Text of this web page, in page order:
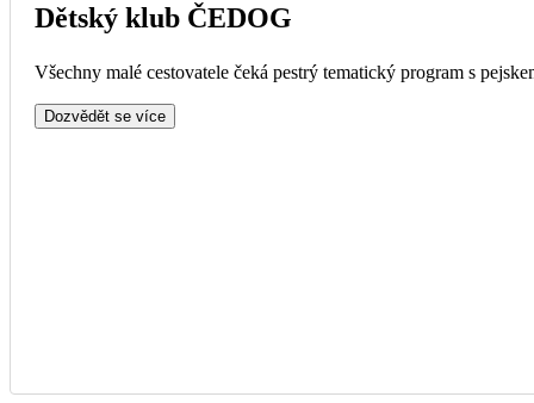
Dětský klub ČEDOG
Všechny malé cestovatele čeká pestrý tematický program s
Dozvědět se více